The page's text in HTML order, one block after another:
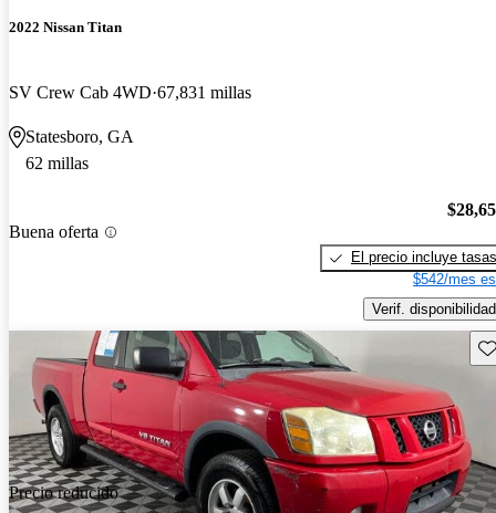
2022 Nissan Titan
SV Crew Cab 4WD 67,831 millas
Statesboro, GA
62 millas
Buena oferta
El precio incluye tasas
$542/mes
Verif. disponibilidad
Precio reducido